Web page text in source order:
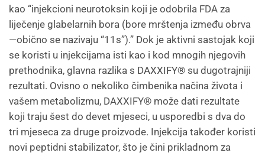
kao “injekcioni neurotoksin koji je odobrila FDA za
liječenje glabelarnih bora (bore mrštenja između obrva
—obično se nazivaju “11s”).” Dok je aktivni sastojak koji
se koristi u injekcijama isti kao i kod mnogih njegovih
prethodnika, glavna razlika s DAXXIFY® su dugotrajniji
rezultati. Ovisno o nekoliko čimbenika načina života i
vašem metabolizmu, DAXXIFY® može dati rezultate
koji traju šest do devet mjeseci, u usporedbi s dva do
tri mjeseca za druge proizvode. Injekcija također koristi
novi peptidni stabilizator, što je čini prikladnom za